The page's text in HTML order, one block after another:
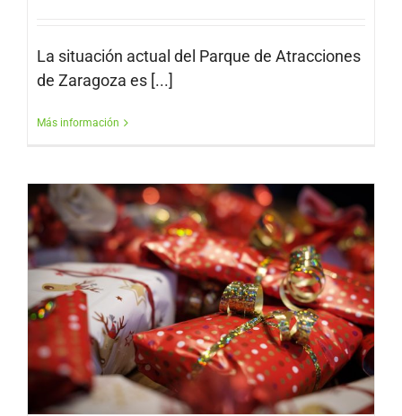
La situación actual del Parque de Atracciones
de Zaragoza es [...]
Más información